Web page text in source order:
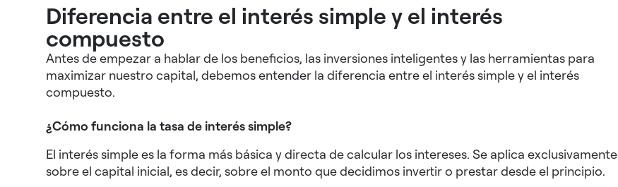
Diferencia entre el interés simple y el interés
compuesto
Antes de empezar a hablar de los beneficios, las inversiones inteligentes y las herramientas para
maximizar nuestro capital, debemos entender la diferencia entre el interés simple y el interés
compuesto.
¿Cómo funciona la tasa de interés simple?
El interés simple es la forma más básica y directa de calcular los intereses. Se aplica exclusivamente
sobre el capital inicial, es decir, sobre el monto que decidimos invertir o prestar desde el principio.